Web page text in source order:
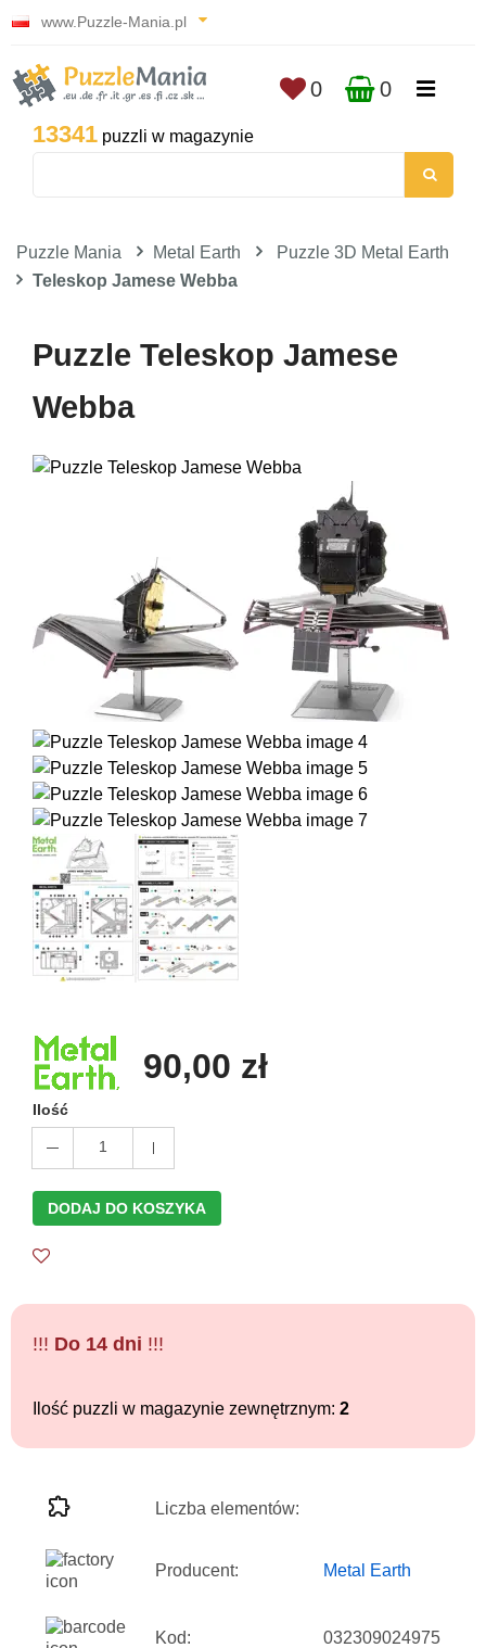
www.Puzzle-Mania.pl
13341 puzzli w magazynie
0 0
Puzzle Mania Metal Earth
Puzzle 3D Metal Earth
Teleskop Jamese Webba
Puzzle Teleskop Jamese
Webba
90,00 zł
Ilość
1
DODAJ DO KOSZYKA
!!! Do 14 dni !!!
Ilość puzzli w magazynie zewnętrznym: 2
Liczba elementów:
Producent: Metal Earth
Kod: 032309024975